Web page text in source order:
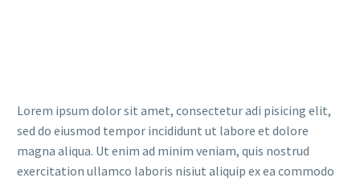
Lorem ipsum dolor sit amet, consectetur adi pisicing elit,
sed do eiusmod tempor incididunt ut labore et dolore
magna aliqua. Ut enim ad minim veniam, quis nostrud
exercitation ullamco laboris nisiut aliquip ex ea commodo